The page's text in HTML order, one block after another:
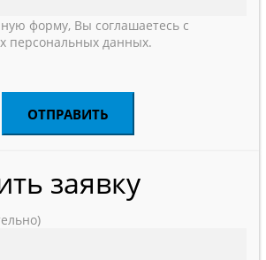
форму, Вы соглашаетесь с
персональных данных.
заявку